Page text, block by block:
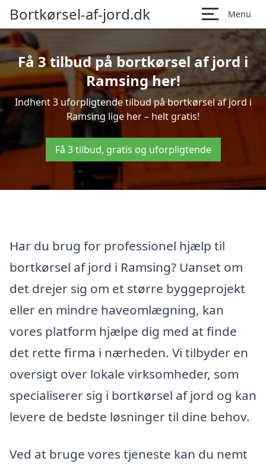
Bortkørsel-af-jord.dk Menu
Få 3 tilbud på bortkørsel af jord i
Ramsing her!
Indhent 3 uforpligtende tilbud på bortkørsel af jord i
Ramsing lige her – helt gratis!
Få 3 tilbud, gratis og uforpligtende
Har du brug for professionel hjælp til
bortkørsel af jord i Ramsing? Uanset om
det drejer sig om et større byggeprojekt
eller en mindre haveomlægning, kan
vores platform hjælpe dig med at finde
det rette firma i nærheden. Vi tilbyder en
oversigt over lokale virksomheder, som
specialiserer sig i bortkørsel af jord og kan
levere de bedste løsninger til dine behov.
Ved at bruge vores tjeneste kan du nemt